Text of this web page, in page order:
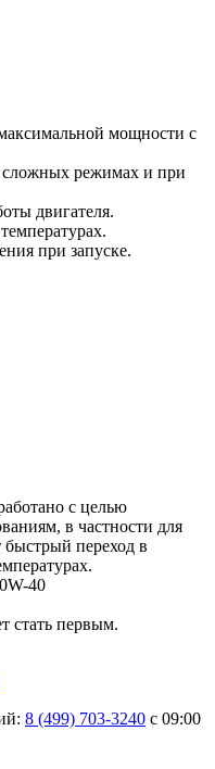
мощности с
сложных режимах и при
двигателя.
при запуске.
с целью
в частности для
переход в
40
стать первым.
8 (499) 703-3240 с 09:00